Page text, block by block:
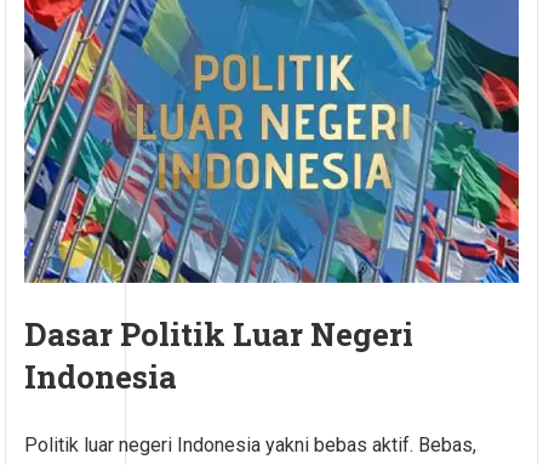
Dasar Politik Luar Negeri
Indonesia
Politik luar negeri Indonesia yakni bebas aktif. Bebas,